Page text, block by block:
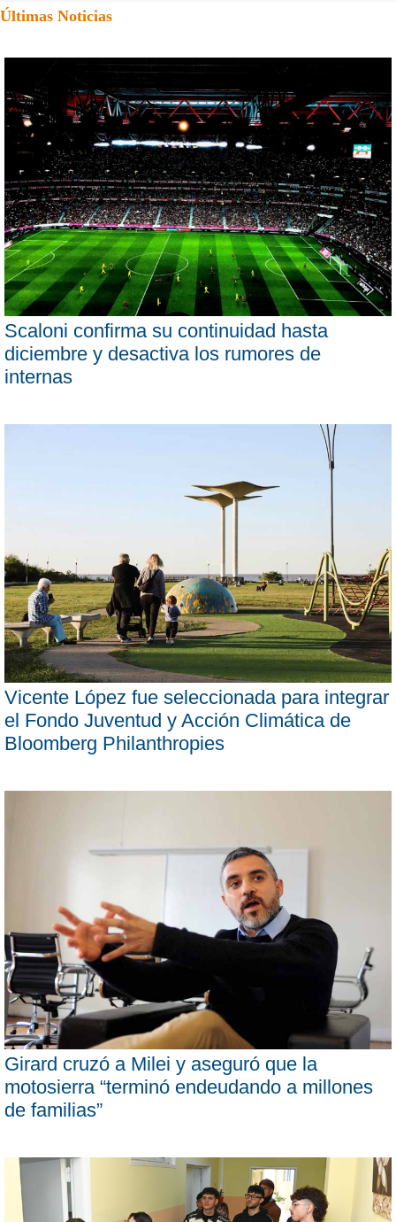
Últimas Noticias
Scaloni confirma su continuidad hasta
diciembre y desactiva los rumores de
internas
Vicente López fue seleccionada para integrar
el Fondo Juventud y Acción Climática de
Bloomberg Philanthropies
Girard cruzó a Milei y aseguró que la
motosierra “terminó endeudando a millones
de familias”